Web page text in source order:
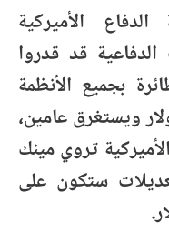
الأميركية
قد قدروا
بجميع الأنظمة
ويستغرق عامين،
تروي مينك
ستكون على